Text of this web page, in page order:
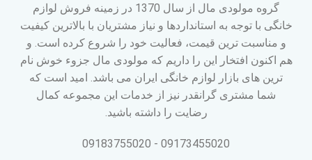
گروه مولودی مال از سال 1370 در زمینه فروش لوازم
خانگی با توجه به استانداردها و نیاز مشتریان با بالاترین کیفیت
و مناسبت ترین قیمت، فعالیت خود را شروع کرده است. و
هم اکنون افتخار این را داریم که مولودی مال جزوء خوش نام
ترین های بازار لوازم خانگی ایران می باشد. امید است که
شما مشتری گرانقدر نیز از خدمات این مجموعه کمال
رضایت را داشته باشید.
09173455020 - 09183755020